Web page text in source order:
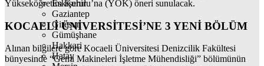
Eskişehir
Gaziantep
Giresun
Gümüşhane
Hakkari
Hatay
Yükseköğretim Kurulu’na (YÖK) öneri sunulacak.
KOCAELİ ÜNİVERSİTESİ’NE 3 YENİ BÖLÜM
Alınan bilgilere göre Kocaeli Üniversitesi Denizcilik Fakültesi
bünyesinde “Gemi Makineleri İşletme Mühendisliği” bölümünün